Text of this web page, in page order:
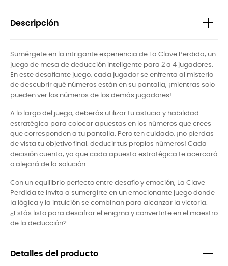
Descripción
Sumérgete en la intrigante experiencia de La Clave Perdida, un
juego de mesa de deducción inteligente para 2 a 4 jugadores.
En este desafiante juego, cada jugador se enfrenta al misterio
de descubrir qué números están en su pantalla, ¡mientras solo
pueden ver los números de los demás jugadores!
A lo largo del juego, deberás utilizar tu astucia y habilidad
estratégica para colocar apuestas en los números que crees
que corresponden a tu pantalla. Pero ten cuidado, ¡no pierdas
de vista tu objetivo final: deducir tus propios números! Cada
decisión cuenta, ya que cada apuesta estratégica te acercará
o alejará de la solución.
Con un equilibrio perfecto entre desafío y emoción, La Clave
Perdida te invita a sumergirte en un emocionante juego donde
la lógica y la intuición se combinan para alcanzar la victoria.
¿Estás listo para descifrar el enigma y convertirte en el maestro
de la deducción?
Detalles del producto